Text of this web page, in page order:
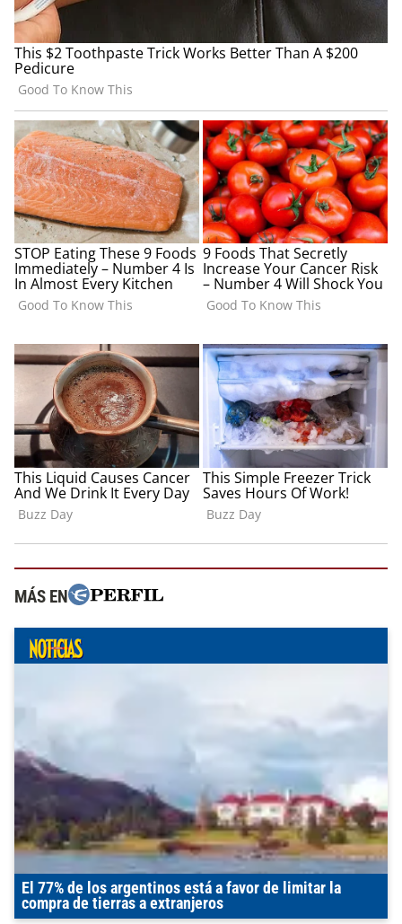
MÁS EN
El 77% de los argentinos está a favor de limitar la
compra de tierras a extranjeros